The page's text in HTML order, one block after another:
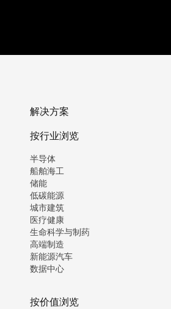
解决方案
按行业浏览
半导体
船舶海工
储能
低碳能源
城市建筑
医疗健康
生命科学与制药
高端制造
新能源汽车
数据中心
按价值浏览